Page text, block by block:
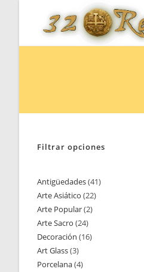
Filtrar opciones
Antigüedades 4141
Arte Asiático 2222
Arte Popular 22
Arte Sacro 2424
productos
Decoración 1616
Art Glass 33
productos
Porcelana 44